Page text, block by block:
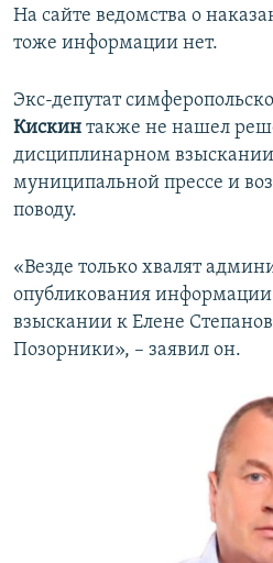
На сайте ведомства о
тоже информации нет.
Экс-депутат
Кискин также не нашел
дисциплинарном
муниципальной прессе и
поводу.
«Везде только хвалят
опубликования
взыскании к Елене
Позорники», – заявил он.